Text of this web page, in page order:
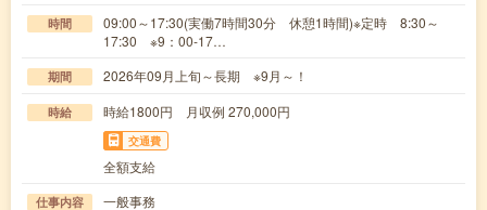
時間
09:00～17:30(実働7時間30分 休憩1時間)※定時 8:30～
17:30 ※9：00-17…
期間 2026年09月上旬～長期 ※9月～！
時給 時給1800円 月収例 270,000円
交通費
全額支給
仕事内容
一般事務